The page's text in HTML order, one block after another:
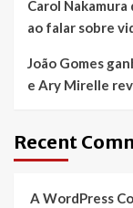
Carol
ao falar sobre
João Gomes
e Ary Mirelle
Recent
A WordPress